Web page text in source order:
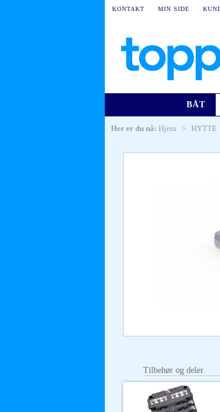
KONTAKT MIN SIDE
BÅT
Her er du nå: Hjem > HYTTE
Tilbehør og deler